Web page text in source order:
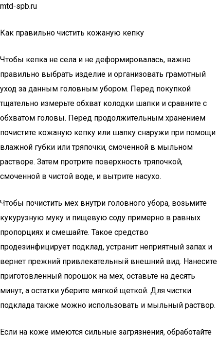
mtd-spb.ru
Как правильно чистить кожаную кепку
Чтобы кепка не села и не деформировалась, важно
правильно выбрать изделие и организовать грамотный
уход за данным головным убором. Перед покупкой
тщательно измерьте обхват колодки шапки и сравните с
обхватом головы. Перед продолжительным хранением
почистите кожаную кепку или шапку снаружи при помощи
влажной губки или тряпочки, смоченной в мыльном
растворе. Затем протрите поверхность тряпочкой,
смоченной в чистой воде, и вытрите насухо.
Чтобы почистить мех внутри головного убора, возьмите
кукурузную муку и пищевую соду примерно в равных
пропорциях и смешайте. Такое средство
продезинфицирует подклад, устранит неприятный запах и
вернет прежний привлекательный внешний вид. Нанесите
приготовленный порошок на мех, оставьте на десять
минут, а остатки уберите мягкой щеткой. Для чистки
подклада также можно использовать и мыльный раствор.
Если на коже имеются сильные загрязнения, обработайте